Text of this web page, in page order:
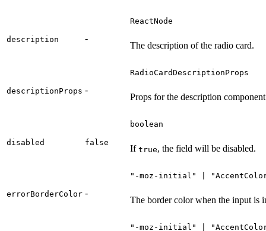
description -
ReactNode
The description of the radio card.
descriptionProps -
RadioCardDescriptionProps
Props for the description
disabled false
boolean
If true, the field will be disabled.
errorBorderColor -
"-moz-initial" |
The border color when the input is
"-moz-initial" |